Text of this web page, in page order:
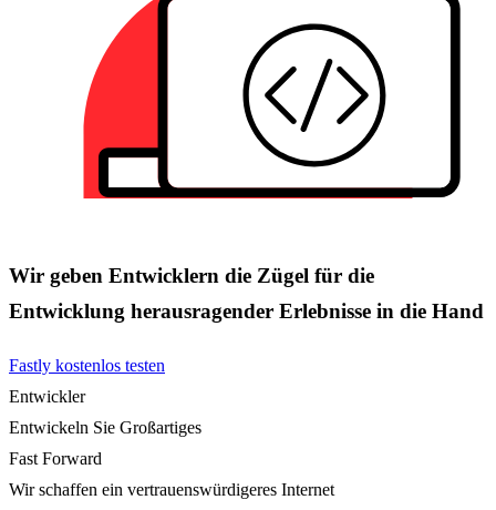
Wir geben Entwicklern die Zügel für die
Entwicklung herausragender Erlebnisse in die Hand
Fastly kostenlos testen
Entwickler
Entwickeln Sie Großartiges
Fast Forward
Wir schaffen ein vertrauenswürdigeres Internet